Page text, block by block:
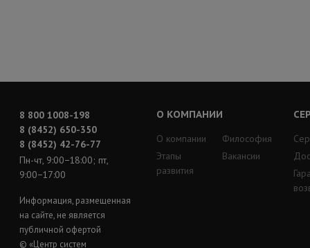
8 800 1008-198
8 (8452) 650-350
8 (8452) 42-76-77
Пн-чт, 9:00−18:00; пт,
9:00−17:00
Информация, размещенная
на сайте, не является
публичной офертой
© «Центр систем
О КОМПАНИИ
О компании
Этапы
развития
Философия
Вакансии